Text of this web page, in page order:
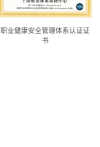
职业健康安全管理体系认证证
书